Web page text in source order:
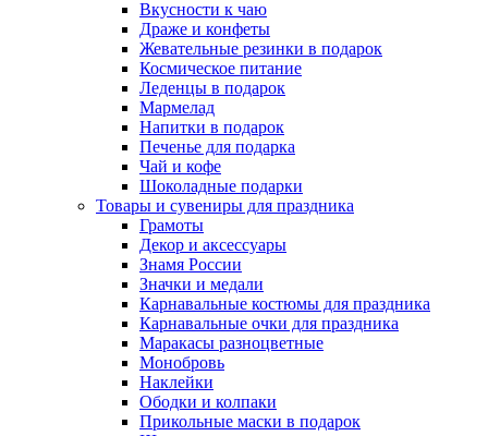
Вкусности к чаю
Драже и конфеты
Жевательные резинки в подарок
Космическое питание
Леденцы в подарок
Мармелад
Напитки в подарок
Печенье для подарка
Чай и кофе
Шоколадные подарки
Товары и сувениры для праздника
Грамоты
Декор и аксессуары
Знамя России
Значки и медали
Карнавальные костюмы для праздника
Карнавальные очки для праздника
Маракасы разноцветные
Монобровь
Наклейки
Ободки и колпаки
Прикольные маски в подарок